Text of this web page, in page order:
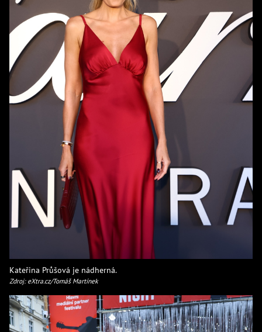
Kateřina Průšová je nádherná.
Zdroj: eXtra.cz/Tomáš Martínek